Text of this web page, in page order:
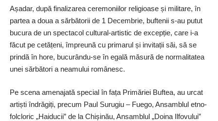
Așadar, după finalizarea ceremoniilor religioase și militare, în
partea a doua a sărbătorii de 1 Decembrie, buftenii s-au putut
bucura de un spectacol cultural-artistic de excepție, care i-a
făcut pe cetățeni, împreună cu primarul și invitații săi, să se
prindă în hore, bucurându-se în egală măsură de normalitatea
unei sărbători a neamului românesc.
Pe scena amenajată special în fața Primăriei Buftea, au urcat
artiști îndrăgiți, precum Paul Surugiu – Fuego, Ansamblul etno-
folcloric „Haiducii” de la Chișinău, Ansamblul „Doina Ilfovului”